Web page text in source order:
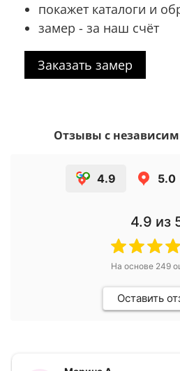
покажет каталоги и
замер - за наш счёт
Заказать замер
Отзывы с
4.9 5.0
4.9 из
На основе 249
Оставить